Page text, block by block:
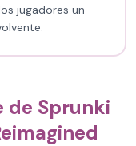
jugadores un
de Sprunki